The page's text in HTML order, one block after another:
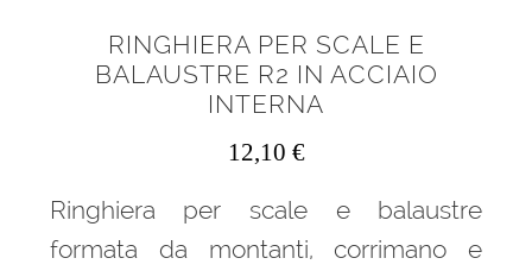
RINGHIERA PER SCALE E
BALAUSTRE R2 IN ACCIAIO
INTERNA
12,10 €
Ringhiera per scale e balaustre
formata da montanti, corrimano e